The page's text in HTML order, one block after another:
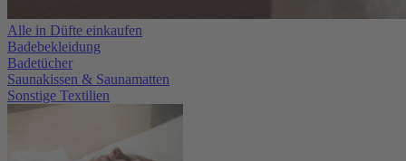
Alle in Düfte einkaufen
Badebekleidung
Badetücher
Saunakissen & Saunamatten
Sonstige Textilien